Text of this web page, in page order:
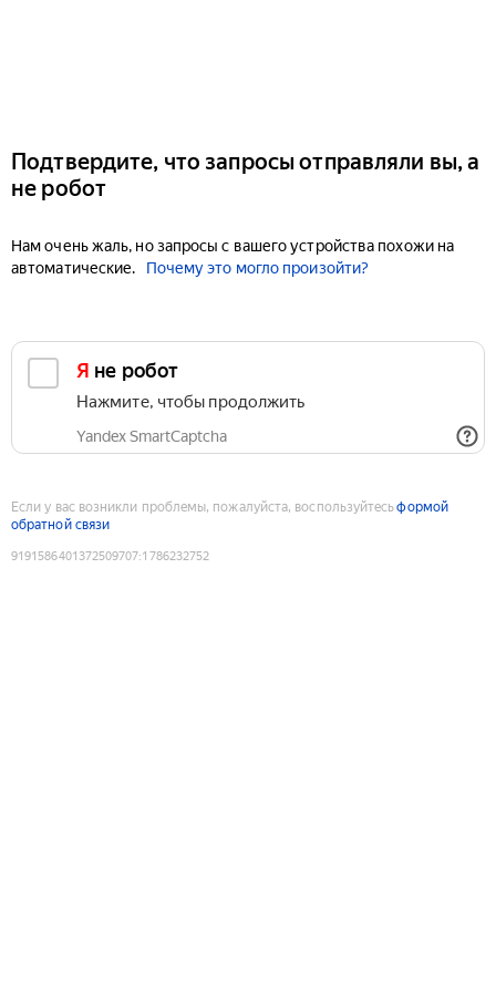
Подтвердите, что запросы отправляли вы, а
не робот
Нам очень жаль, но запросы с вашего устройства похожи на
автоматические.
Почему это могло произойти?
Я не робот
Нажмите, чтобы продолжить
Yandex SmartCaptcha
Если у вас возникли проблемы, пожалуйста, воспользуйтесьформой
обратной связи
9191586401372509707:1786232752